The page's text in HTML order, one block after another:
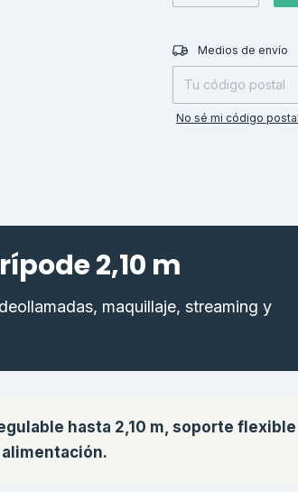
Entregas para el CP:
Medios de envío
No sé mi código postal
2,10 m
maquillaje, streaming y
hasta 2,10 m, soporte flexible
alimentación.